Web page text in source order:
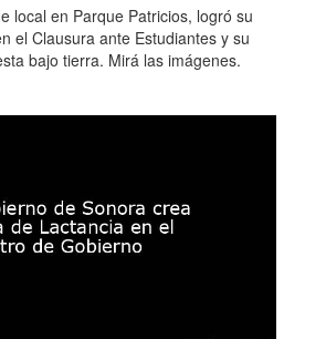
local en Parque Patricios, logró su
el Clausura ante Estudiantes y su
bajo tierra. Mirá las imágenes.